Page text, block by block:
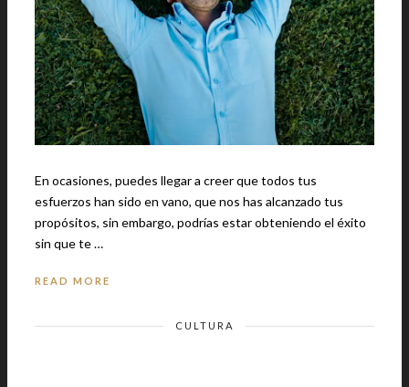
En ocasiones, puedes llegar a creer que todos tus
esfuerzos han sido en vano, que nos has alcanzado tus
propósitos, sin embargo, podrías estar obteniendo el éxito
sin que te …
READ MORE
CULTURA